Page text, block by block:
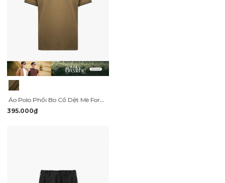
Áo Polo Phối Bo Cổ Dệt Mè Form Regular PO173
395.000₫